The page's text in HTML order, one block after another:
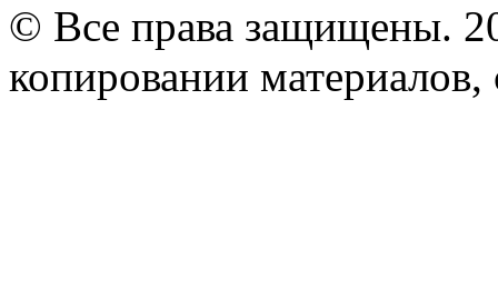
© Все права защищены.
копировании материалов,